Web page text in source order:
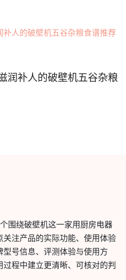
润补人的破壁机五谷杂粮
围绕破壁机这一家用厨房电器
关注产品的实际功能、使用体验
号信息、评测体验与使用方
程中建立更清晰、可核对的判